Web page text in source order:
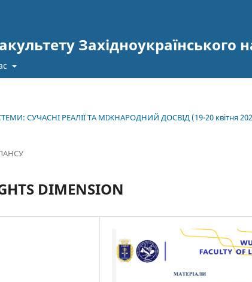
Західноукраїнського
СУЧАСНІ РЕАЛІЇ ТА МІЖНАРОДНИЙ ДОСВІД (19-20 квітня
DIMENSION